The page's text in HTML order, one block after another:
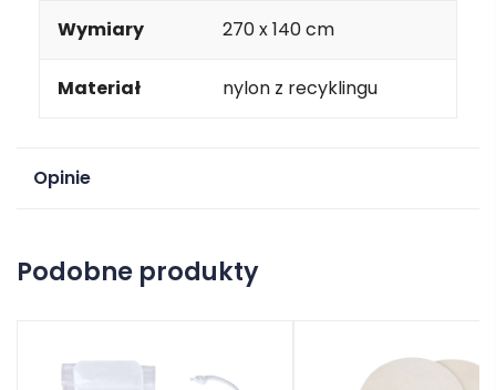
Wymiary 270 x 140 cm
Materiał nylon z recyklingu
Opinie
Podobne produkty